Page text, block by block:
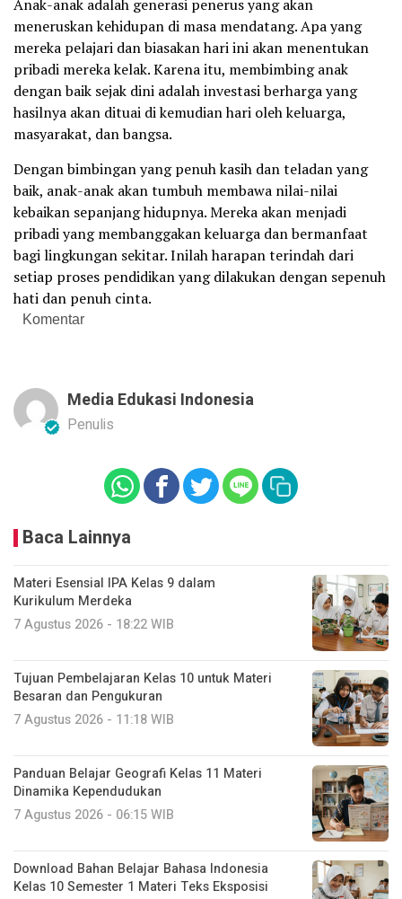
Anak-anak adalah generasi penerus yang akan
meneruskan kehidupan di masa mendatang. Apa yang
mereka pelajari dan biasakan hari ini akan menentukan
pribadi mereka kelak. Karena itu, membimbing anak
dengan baik sejak dini adalah investasi berharga yang
hasilnya akan dituai di kemudian hari oleh keluarga,
masyarakat, dan bangsa.
Dengan bimbingan yang penuh kasih dan teladan yang
baik, anak-anak akan tumbuh membawa nilai-nilai
kebaikan sepanjang hidupnya. Mereka akan menjadi
pribadi yang membanggakan keluarga dan bermanfaat
bagi lingkungan sekitar. Inilah harapan terindah dari
setiap proses pendidikan yang dilakukan dengan sepenuh
hati dan penuh cinta.
Komentar
Media Edukasi Indonesia
Penulis
Baca Lainnya
Materi Esensial IPA Kelas 9 dalam
Kurikulum Merdeka
7 Agustus 2026 - 18:22 WIB
Tujuan Pembelajaran Kelas 10 untuk Materi
Besaran dan Pengukuran
7 Agustus 2026 - 11:18 WIB
Panduan Belajar Geografi Kelas 11 Materi
Dinamika Kependudukan
7 Agustus 2026 - 06:15 WIB
Download Bahan Belajar Bahasa Indonesia
Kelas 10 Semester 1 Materi Teks Eksposisi